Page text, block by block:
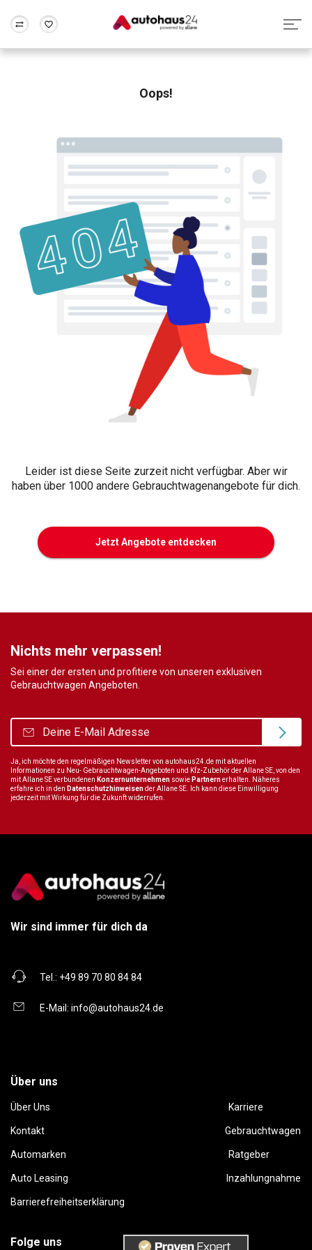
Rund um die Inzahlungnahme
Oops!
Leider ist diese Seite zurzeit nicht verfügbar. Aber wir
haben über 1000 andere Gebrauchtwagenangebote für dich.
Jetzt Angebote entdecken
Nichts mehr verpassen!
Sei einer der ersten und profitiere von unseren exklusiven
Gebrauchtwagen Angeboten.
Ja, ich möchte den regelmäßigen Newsletter von autohaus24.de mit aktuellen
Informationen zu Neu- Gebrauchtwagen-Angeboten und Kfz-Zubehör der Allane SE, von den
mit Allane SE verbundenen Konzernunternehmen sowie Partnernerhalten. Näheres
erfahre ich in den Datenschutzhinweisender Allane SE. Ich kann diese Einwilligung
jederzeit mit Wirkung für die Zukunft widerrufen.
Wir sind immer für dich da
Tel.: +49 89 70 80 84 84
E-Mail: info@autohaus24.de
Über uns
Über Uns Karriere
Kontakt Gebrauchtwagen
Automarken Ratgeber
Auto Leasing Inzahlungnahme
Barrierefreiheitserklärung
Folge uns